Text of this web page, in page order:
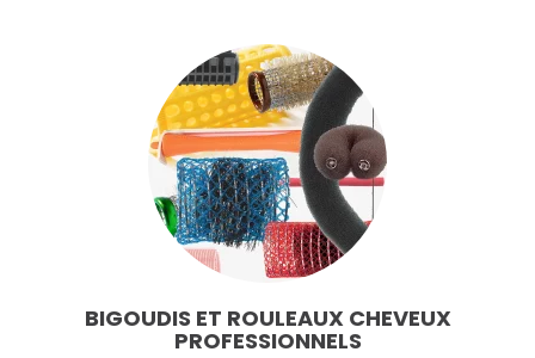
BIGOUDIS ET ROULEAUX CHEVEUX
PROFESSIONNELS